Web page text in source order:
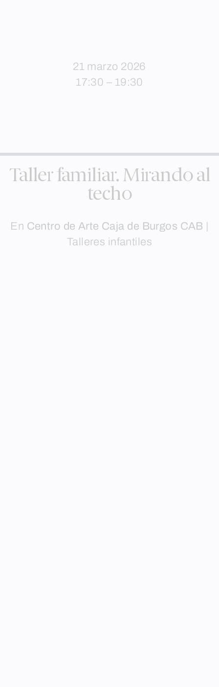
21 marzo 2026
17:30 – 19:30
Taller familiar. Mirando al
techo
En Centro de Arte Caja de Burgos CAB
Talleres infantiles